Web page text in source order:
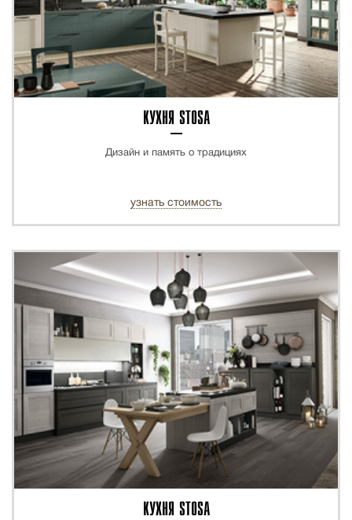
КУХНЯ STOSA
Дизайн и память о традициях
узнать стоимость
КУХНЯ STOSA